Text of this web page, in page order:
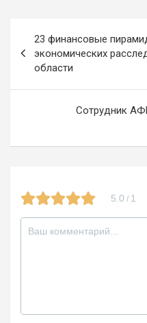
o
o
k
a
m
по
записям
23 финансовые
экономических
области
Сотрудник
5.0 / 1